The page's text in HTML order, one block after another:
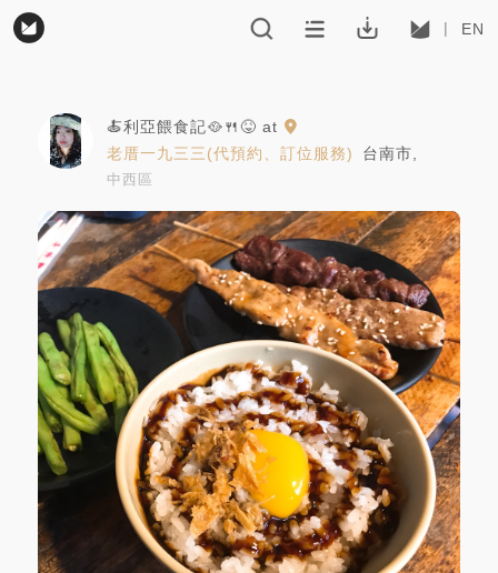
EN
🍝利亞餵食記🥘🍴😝 at
老厝一九三三(代預約、訂位服務)
台南市
中西區